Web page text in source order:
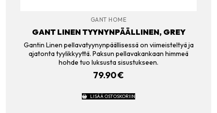
GANT HOME
GANT LINEN TYYNYNPÄÄLLINEN, GREY
Gantin Linen pellavatyynynpäällisessä on viimeisteltyä ja
ajatonta tyylikkyyttä. Paksun pellavakankaan himmeä
hohde tuo luksusta sisustukseen.
79.90€
LISÄÄ OSTOSKORIIN